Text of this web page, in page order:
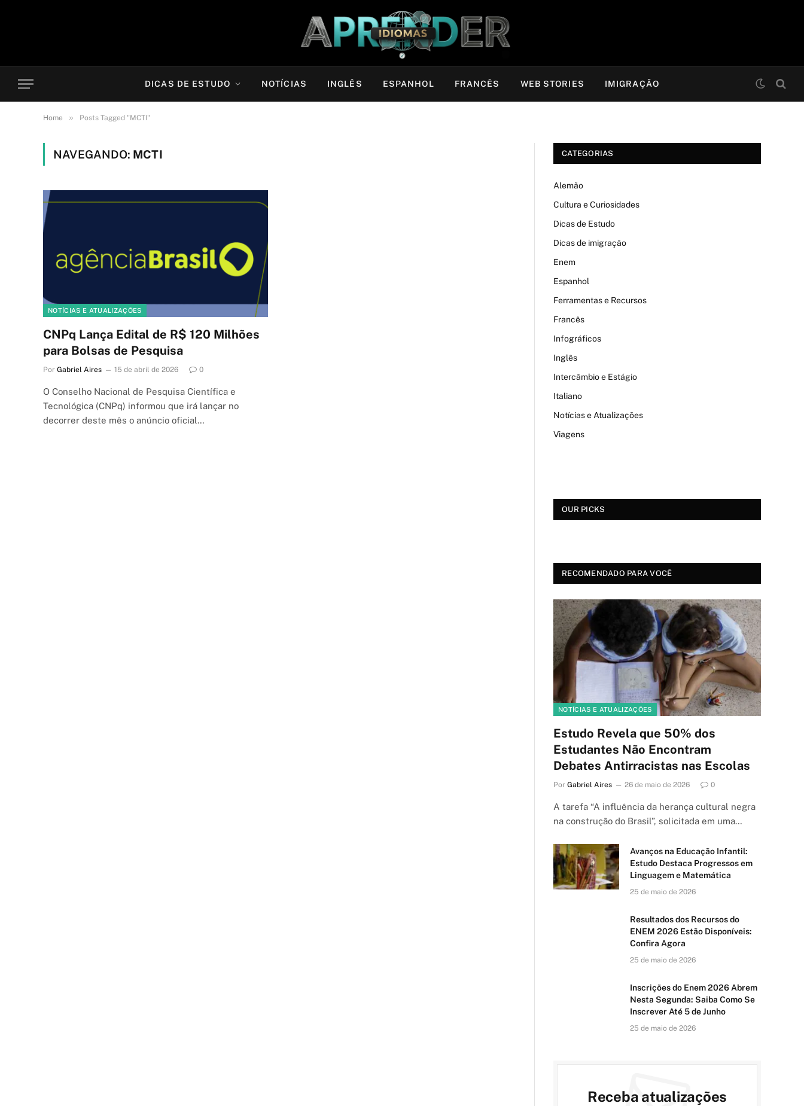
DICAS DE ESTUDO NOTÍCIAS INGLÊS ESPANHOL FRANCÊS WEB STORIES IMIGRAÇÃO
Home » Posts Tagged "MCTI"
NAVEGANDO: MCTI
NOTÍCIAS E ATUALIZAÇÕES
CNPq Lança Edital de R$ 120 Milhões
para Bolsas de Pesquisa
Por Gabriel Aires 15 de abril de 2026 0
O Conselho Nacional de Pesquisa Científica e
Tecnológica (CNPq) informou que irá lançar no
decorrer deste mês o anúncio oficial…
CATEGORIAS
Alemão
Cultura e Curiosidades
Dicas de Estudo
Dicas de imigração
Enem
Espanhol
Ferramentas e Recursos
Francês
Infográficos
Inglês
Intercâmbio e Estágio
Italiano
Notícias e Atualizações
Viagens
OUR PICKS
RECOMENDADO PARA VOCÊ
NOTÍCIAS E ATUALIZAÇÕES
Estudo Revela que 50% dos
Estudantes Não Encontram
Debates Antirracistas nas Escolas
Por Gabriel Aires 26 de maio de 2026 0
A tarefa “A influência da herança cultural negra
na construção do Brasil”, solicitada em uma…
Avanços na Educação Infantil:
Estudo Destaca Progressos em
Linguagem e Matemática
25 de maio de 2026
Resultados dos Recursos do
ENEM 2026 Estão Disponíveis:
Confira Agora
25 de maio de 2026
Inscrições do Enem 2026 Abrem
Nesta Segunda: Saiba Como Se
Inscrever Até 5 de Junho
25 de maio de 2026
Receba atualizações